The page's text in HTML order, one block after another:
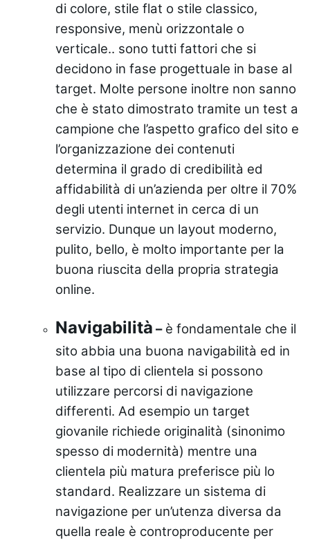
di colore, stile flat o stile classico,
responsive, menù orizzontale o
verticale.. sono tutti fattori che si
decidono in fase progettuale in base al
target. Molte persone inoltre non sanno
che è stato dimostrato tramite un test a
campione che l’aspetto grafico del sito e
l’organizzazione dei contenuti
determina il grado di credibilità ed
affidabilità di un’azienda per oltre il 70%
degli utenti internet in cerca di un
servizio. Dunque un layout moderno,
pulito, bello, è molto importante per la
buona riuscita della propria strategia
online.
Navigabilità –è fondamentale che il
sito abbia una buona navigabilità ed in
base al tipo di clientela si possono
utilizzare percorsi di navigazione
differenti. Ad esempio un target
giovanile richiede originalità (sinonimo
spesso di modernità) mentre una
clientela più matura preferisce più lo
standard. Realizzare un sistema di
navigazione per un’utenza diversa da
quella reale è controproducente per